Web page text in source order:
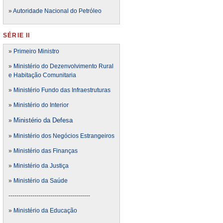
» Autoridade Nacional do Petróleo
SÉRIE II
» Primeiro Ministro
» Ministério do Dezenvolvimento Rural
e Habitação Comunitaria
» Ministério Fundo das Infraestruturas
» Ministério do Interior
» Ministério da Defesa
» Ministério dos Negócios Estrangeiros
» Ministério das Finanças
» Ministério da Justiça
» Ministério da Saúde
-----------------------------------------
» Ministério da Educação